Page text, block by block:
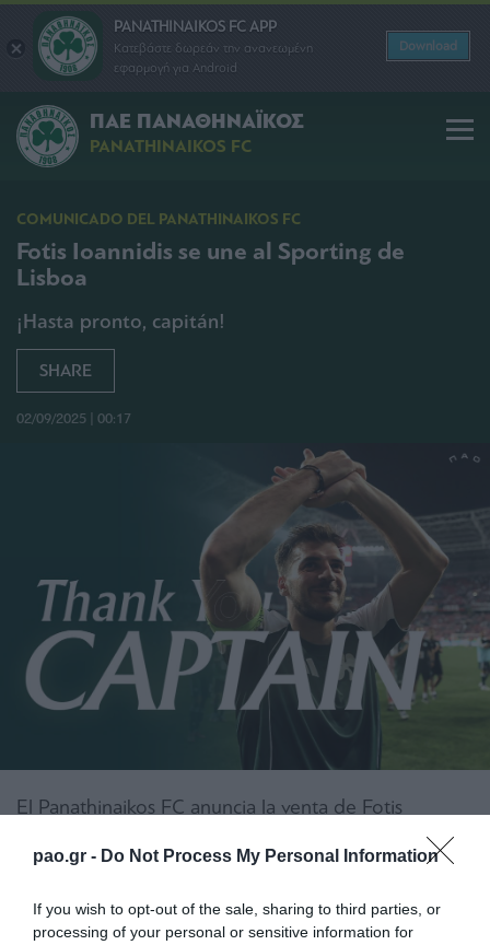
pao.gr - Do Not Process My Personal Information
If you wish to opt-out of the sale, sharing to third parties, or
processing of your personal or sensitive information for
PANATHINAIKOS FC APP
Κατεβάστε δωρεάν την ανανεωμένη
εφαρμογή για Android
Download
ΠΑΕ ΠΑΝΑΘΗΝΑΪΚΟΣ
PANATHINAIKOS FC
COMUNICADO DEL PANATHINAIKOS FC
Fotis Ioannidis se une al Sporting de
Lisboa
¡Hasta pronto, capitán!
SHARE
02/09/2025 | 00:17
El Panathinaikos FC anuncia la venta de Fotis
procedente del Levadiakos, con apenas 20 años,